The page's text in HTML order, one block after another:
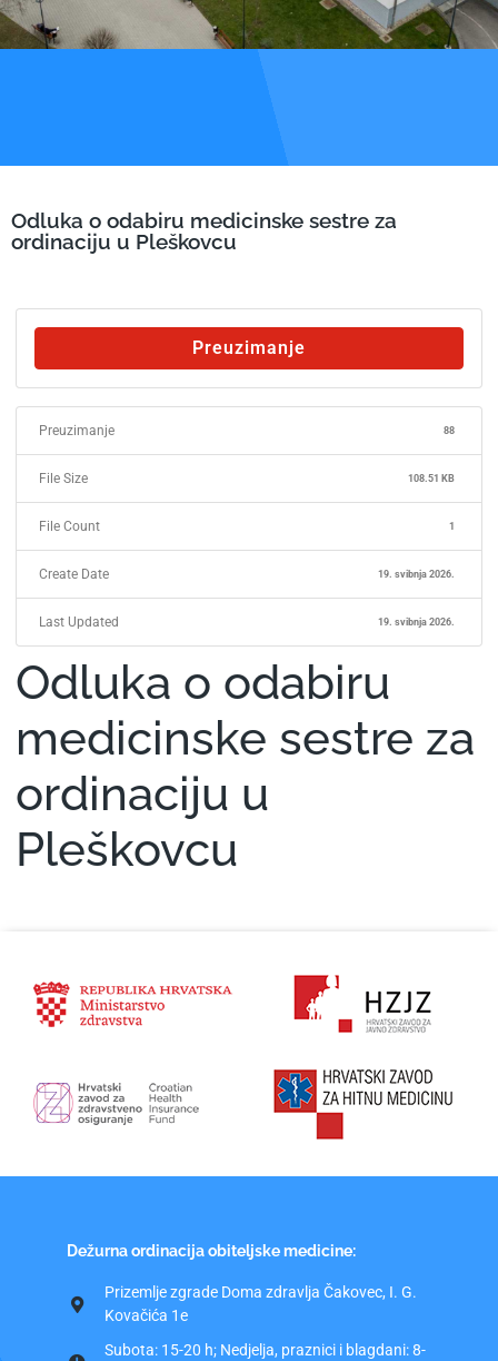
Odluka o odabiru medicinske sestre za
ordinaciju u Pleškovcu
Preuzimanje
Preuzimanje 88
File Size 108.51 KB
File Count 1
Create Date 19. svibnja 2026.
Last Updated 19. svibnja 2026.
Odluka o odabiru
medicinske sestre za
ordinaciju u
Pleškovcu
Dežurna ordinacija obiteljske medicine:
Prizemlje zgrade Doma zdravlja Čakovec, I. G.
Kovačića 1e
Subota: 15-20 h; Nedjelja, praznici i blagdani: 8-